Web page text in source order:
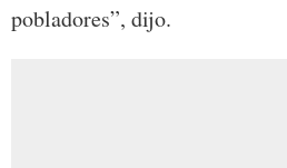
pobladores”, dijo.